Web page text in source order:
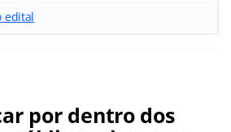
edital
por dentro dos